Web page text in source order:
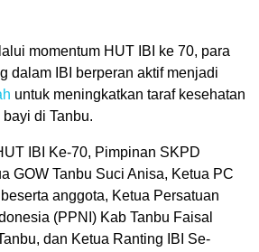
momentum HUT IBI ke 70, para
dalam IBI berperan aktif menjadi
untuk meningkatkan taraf kesehatan
di Tanbu.
IBI Ke-70, Pimpinan SKPD
GOW Tanbu Suci Anisa, Ketua PC
anggota, Ketua Persatuan
(PPNI) Kab Tanbu Faisal
dan Ketua Ranting IBI Se-